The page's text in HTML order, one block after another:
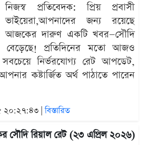
নিজস্ব প্রতিবেদক: প্রিয় প্রবাসী
ভাইয়েরা,আপনাদের জন্য রয়েছে
আজকের দারুণ একটি খবর—সৌদি
বেড়েছে! প্রতিদিনের মতো আজও
নির্ভরযোগ্য রেট আপডেট,
কষ্টার্জিত অর্থ পাঠাতে পারেন
২০:২৭:৪৩ |বিস্তারিত
রিয়াল রেট (২৩ এপ্রিল ২০২৬)